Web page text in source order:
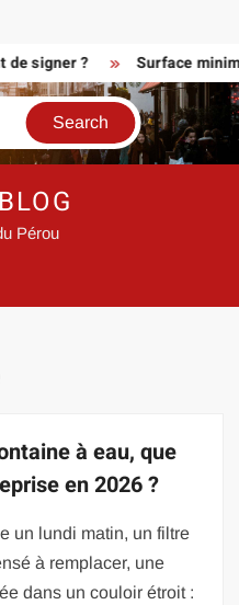
? Surface
Pérou
à eau, que
en 2026 ?
un lundi matin, un filtre
à remplacer, une
dans un couloir étroit :